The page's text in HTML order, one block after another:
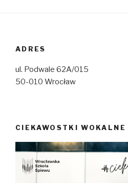
ADRES
ul. Podwale 62A/015
50-010 Wrocław
CIEKAWOSTKI WOKALNE